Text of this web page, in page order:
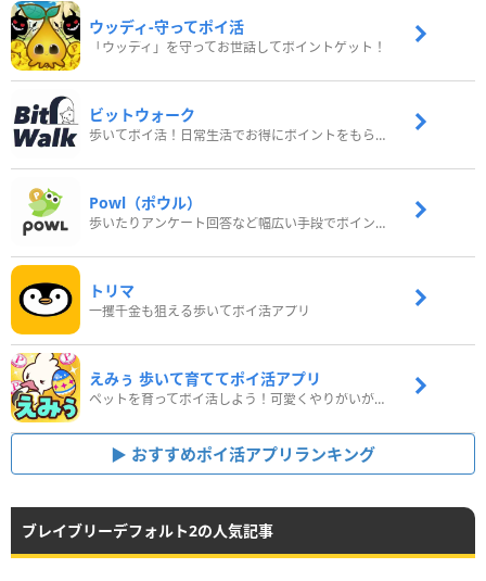
ウッディ‐守ってポイ活
「ウッディ」を守ってお世話してポイントゲット！
ビットウォーク
歩いてポイ活！日常生活でお得にポイントをもらおう
Powl（ポウル）
歩いたりアンケート回答など幅広い手段でポイントをゲット
トリマ
一攫千金も狙える歩いてポイ活アプリ
えみぅ 歩いて育ててポイ活アプリ
ペットを育ってポイ活しよう！可愛くやりがいがある新感覚アプリ
おすすめポイ活アプリランキング
ブレイブリーデフォルト2の人気記事